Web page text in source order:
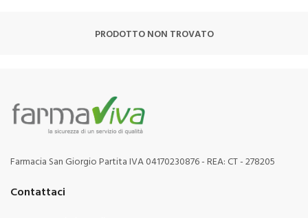
PRODOTTO NON TROVATO
Farmacia San Giorgio Partita IVA 04170230876 - REA: CT - 278205
Contattaci